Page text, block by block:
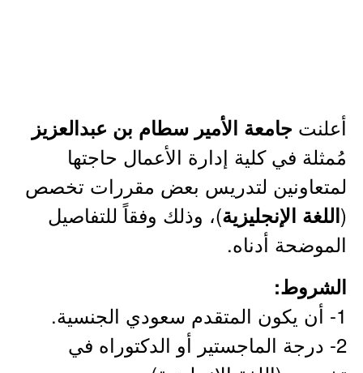
أعلنت جامعة الأمير سطام بن عبدالعزيز
مُمثلة في كلية إدارة الأعمال حاجتها
لمتعاونين لتدريس بعض مقررات تخصص
(اللغة الإنجليزية)، وذلك وفقاً للتفاصيل
الموضحة أدناه.
الشروط:
1- أن يكون المتقدم سعودي الجنسية.
2- درجة الماجستير أو الدكتوراه في